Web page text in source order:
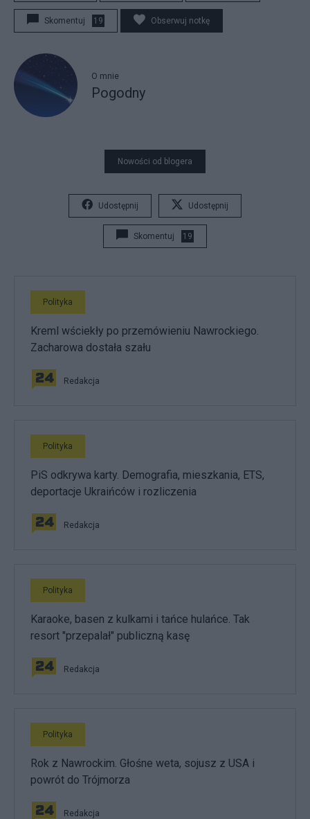
Skomentuj 19 Obserwuj notkę
O mnie
Pogodny
Nowości od blogera
Udostępnij Udostępnij
Skomentuj 19
Polityka
Kreml wściekły po przemówieniu Nawrockiego.
Zacharowa dostała szału
Redakcja
Polityka
PiS odkrywa karty. Demografia, mieszkania, ETS,
deportacje Ukraińców i rozliczenia
Redakcja
Polityka
Karaoke, basen z kulkami i tańce hulańce. Tak
resort "przepalał" publiczną kasę
Redakcja
Polityka
Rok z Nawrockim. Głośne weta, sojusz z USA i
powrót do Trójmorza
Redakcja